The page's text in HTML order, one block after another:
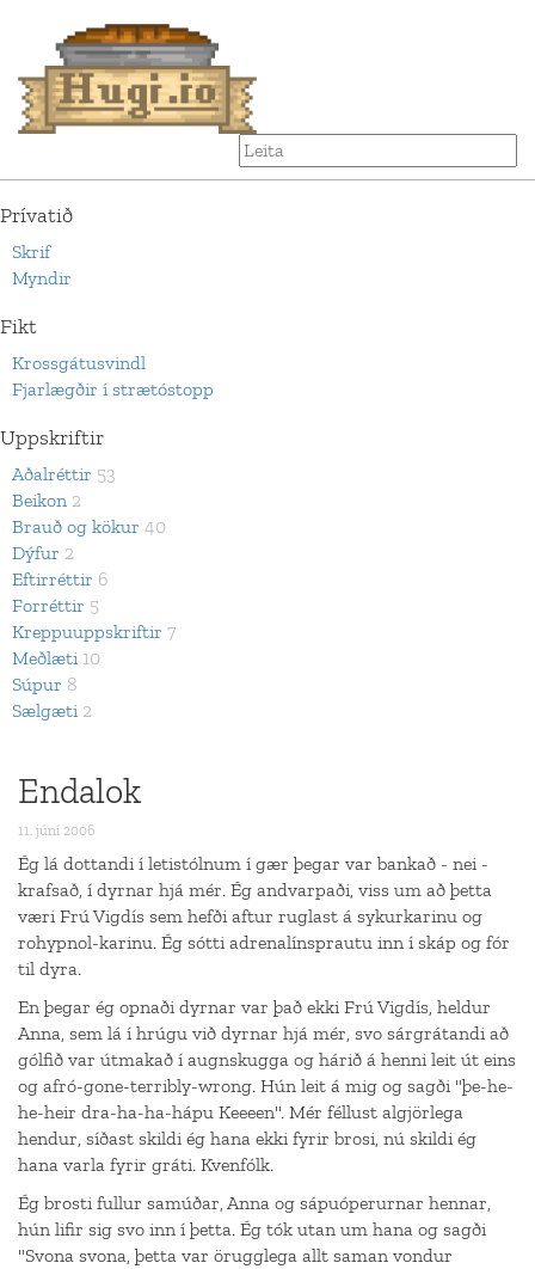
Prívatið
Skrif
Myndir
Fikt
Krossgátusvindl
Fjarlægðir í strætóstopp
Uppskriftir
Aðalréttir 53
Beikon 2
Brauð og kökur 40
Dýfur 2
Eftirréttir 6
Forréttir 5
Kreppuuppskriftir 7
Meðlæti 10
Súpur 8
Sælgæti 2
Endalok
11. júní 2006
Ég lá dottandi í letistólnum í gær þegar var bankað - nei -
krafsað, í dyrnar hjá mér. Ég andvarpaði, viss um að þetta
væri Frú Vigdís sem hefði aftur ruglast á sykurkarinu og
rohypnol-karinu. Ég sótti adrenalínsprautu inn í skáp og fór
til dyra.
En þegar ég opnaði dyrnar var það ekki Frú Vigdís, heldur
Anna, sem lá í hrúgu við dyrnar hjá mér, svo sárgrátandi að
gólfið var útmakað í augnskugga og hárið á henni leit út eins
og afró-gone-terribly-wrong. Hún leit á mig og sagði "þe-he-
he-heir dra-ha-ha-hápu Keeeen". Mér féllust algjörlega
hendur, síðast skildi ég hana ekki fyrir brosi, nú skildi ég
hana varla fyrir gráti. Kvenfólk.
Ég brosti fullur samúðar, Anna og sápuóperurnar hennar,
hún lifir sig svo inn í þetta. Ég tók utan um hana og sagði
"Svona svona, þetta var örugglega allt saman vondur